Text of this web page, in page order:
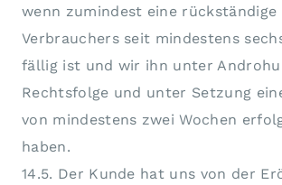
wenn zumindest eine rückständige
Verbrauchers seit mindestens
fällig ist und wir ihn unter
Rechtsfolge und unter Setzung
von mindestens zwei Wochen
haben.
14.5. Der Kunde hat uns von der